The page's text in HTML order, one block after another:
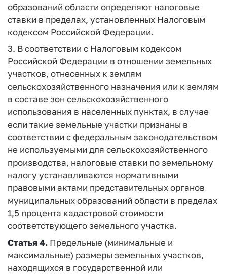
образований области определяют налоговые
ставки в пределах, установленных Налоговым
кодексом Российской Федерации.
3. В соответствии с Налоговым кодексом
Российской Федерации в отношении земельных
участков, отнесенных к землям
сельскохозяйственного назначения или к землям
в составе зон сельскохозяйственного
использования в населенных пунктах, в случае
если такие земельные участки признаны в
соответствии с федеральным законодательством
не используемыми для сельскохозяйственного
производства, налоговые ставки по земельному
налогу устанавливаются нормативными
правовыми актами представительных органов
муниципальных образований области в пределах
1,5 процента кадастровой стоимости
соответствующего земельного участка.
Статья 4. Предельные (минимальные и
максимальные) размеры земельных участков,
находящихся в государственной или